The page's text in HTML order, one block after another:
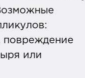
повреждение
или